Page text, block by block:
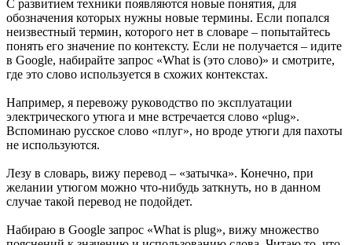
С развитием техники появляются новые понятия, для
обозначения которых нужны новые термины. Если попался
неизвестный термин, которого нет в словаре – попытайтесь
понять его значение по контексту. Если не получается – идите
в Google, набирайте запрос «What is (это слово)» и смотрите,
где это слово используется в схожих контекстах.
Например, я перевожу руководство по эксплуатации
электрического утюга и мне встречается слово «plug».
Вспоминаю русское слово «плуг», но вроде утюги для пахоты
не используются.
Лезу в словарь, вижу перевод – «затычка». Конечно, при
желании утюгом можно что-нибудь заткнуть, но в данном
случае такой перевод не подойдет.
Набираю в Google запрос «What is plug», вижу множество